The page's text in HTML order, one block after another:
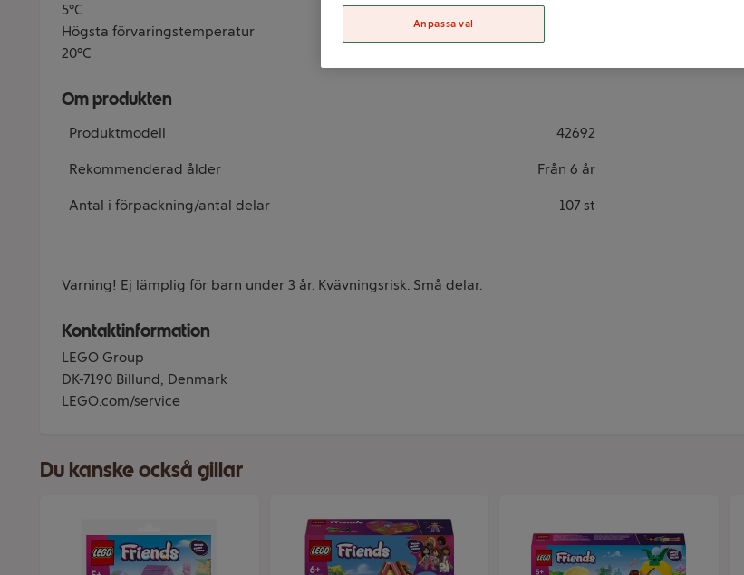
5°C
Högsta förvaringstemperatur
20°C
Om produkten
Produktmodell 42692
Rekommenderad ålder Från 6 år
Antal i förpackning/antal delar 107 st
Varning! Ej lämplig för barn under 3 år. Kvävningsrisk. Små delar.
Kontaktinformation
LEGO Group
DK-7190 Billund, Denmark
LEGO.com/service
Du kanske också gillar
Anpassa val